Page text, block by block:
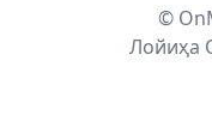
©
Лойиҳа